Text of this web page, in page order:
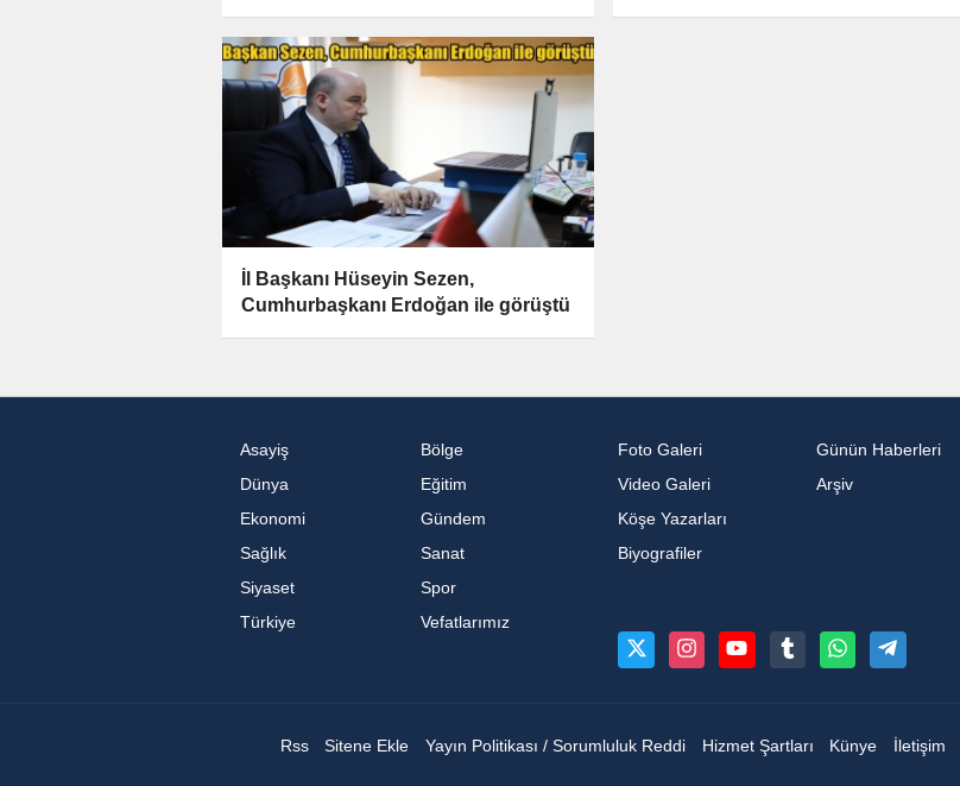
İl Başkanı Hüseyin Sezen,
Cumhurbaşkanı Erdoğan ile görüştü
Asayiş
Bölge
Dünya
Eğitim
Ekonomi
Gündem
Sağlık
Sanat
Siyaset
Spor
Türkiye
Vefatlarımız
Foto Galeri
Video Galeri
Köşe Yazarları
Biyografiler
Günün Haberleri
Arşiv
Rss Sitene Ekle Yayın Politikası / Sorumluluk Reddi Hizmet Şartları Künye İletişim